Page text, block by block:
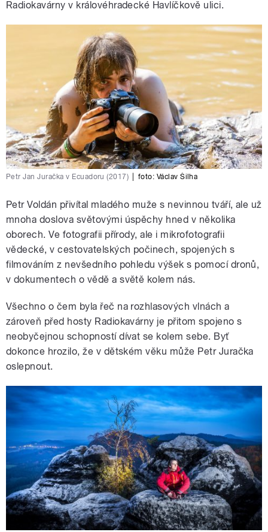
Radiokavárny v královéhradecké Havlíčkově ulici.
Petr Jan Juračka v Ecuadoru (2017) foto: Václav Šilha
Petr Voldán přivítal mladého muže s nevinnou tváří, ale už
mnoha doslova světovými úspěchy hned v několika
oborech. Ve fotografii přírody, ale i mikrofotografii
vědecké, v cestovatelských počinech, spojených s
filmováním z nevšedního pohledu výšek s pomocí dronů,
v dokumentech o vědě a světě kolem nás.
Všechno o čem byla řeč na rozhlasových vlnách a
zároveň před hosty Radiokavárny je přitom spojeno s
neobyčejnou schopností dívat se kolem sebe. Byť
dokonce hrozilo, že v dětském věku může Petr Juračka
oslepnout.